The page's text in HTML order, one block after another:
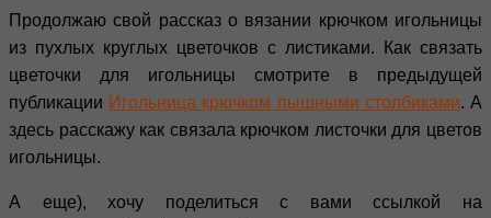
Продолжаю свой рассказ о вязании крючком игольницы
из пухлых круглых цветочков с листиками. Как связать
цветочки для игольницы смотрите в предыдущей
публикации Игольница крючком пышными столбиками. А
здесь расскажу как связала крючком листочки для цветов
игольницы.
А еще), хочу поделиться с вами ссылкой на